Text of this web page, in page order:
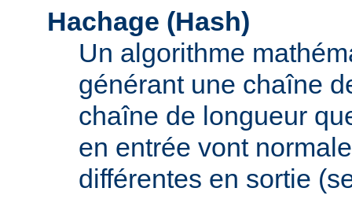
Hachage (Hash)
Un algorithme
générant une chaîne
chaîne de longueur
en entrée vont
différentes en sortie